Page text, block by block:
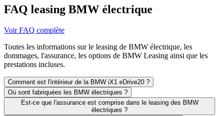
FAQ leasing BMW électrique
Voir FAQ complète
Toutes les informations sur le leasing de BMW électrique, les
dommages, l'assurance, les options de BMW Leasing ainsi que les
prestations incluses.
Comment est l'intérieur de la BMW iX1 eDrive20 ?
Où sont fabriquées les BMW électriques ?
Est-ce que l'assurance est comprise dans le leasing des BMW
électriques ?